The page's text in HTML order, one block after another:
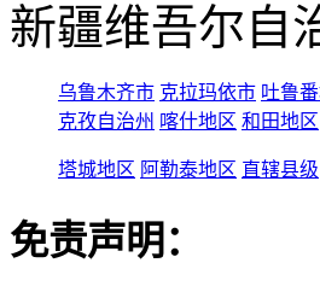
新疆维吾尔自
乌鲁木齐市 克拉玛依市 吐鲁
克孜自治州 喀什地区 和田地区
塔城地区 阿勒泰地区 直辖县级
免责声明：